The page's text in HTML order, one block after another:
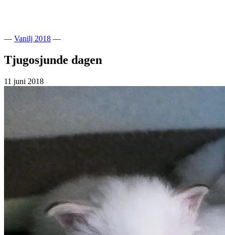
— Vanilj 2018 —
Tjugosjunde dagen
11 juni 2018